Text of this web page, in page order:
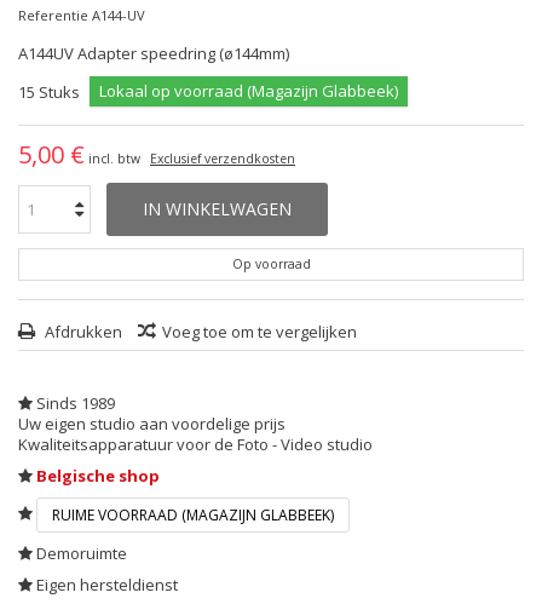
Referentie A144-UV
A144UV Adapter speedring (ø144mm)
15 Stuks Lokaal op voorraad (Magazijn Glabbeek)
5,00 € incl. btw Exclusief verzendkosten
IN WINKELWAGEN
Op voorraad
Afdrukken Voeg toe om te vergelijken
Sinds 1989
Uw eigen studio aan voordelige prijs
Kwaliteitsapparatuur voor de Foto - Video studio
Belgische shop
RUIME VOORRAAD (MAGAZIJN GLABBEEK)
Demoruimte
Eigen hersteldienst